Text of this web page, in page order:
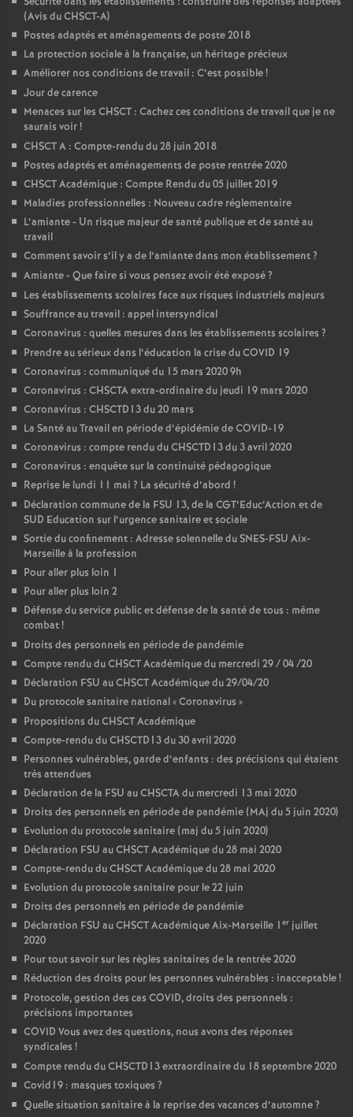
(Avis du CHSCT-A)
Postes adaptés et aménagements de poste 2018
La protection sociale à la française, un héritage précieux
Améliorer nos conditions de travail : C’est possible!
Jour de carence
Menaces sur les CHSCT : Cachez ces conditions de travail que je ne
saurais voir!
CHSCT A : Compte-rendu du 28 juin 2018
Postes adaptés et aménagements de poste rentrée 2020
CHSCT Académique : Compte Rendu du 05 juillet 2019
Maladies professionnelles : Nouveau cadre réglementaire
L’amiante - Un risque majeur de santé publique et de santé au
travail
Comment savoir s’il y a de l’amiante dans mon établissement?
Amiante - Que faire si vous pensez avoir été exposé?
Les établissements scolaires face aux risques industriels majeurs
Souffrance au travail : appel intersyndical
Coronavirus : quelles mesures dans les établissements scolaires ?
Prendre au sérieux dans l’éducation la crise du COVID 19
Coronavirus : communiqué du 15 mars 2020 9h
Coronavirus : CHSCTA extra-ordinaire du jeudi 19 mars 2020
Coronavirus : CHSCTD13 du 20 mars
La Santé au Travail en période d’épidémie de COVID-19
Coronavirus : compte rendu du CHSCTD13 du 3 avril 2020
Coronavirus : enquête sur la continuité pédagogique
Reprise le lundi 11 mai ? La sécurité d’abord !
Déclaration commune de la FSU 13, de la CGT’Educ’Action et de
SUD Education sur l’urgence sanitaire et sociale
Sortie du confinement : Adresse solennelle du SNES-FSU Aix-
Marseille à la profession
Pour aller plus loin 1
Pour aller plus loin 2
Défense du service public et défense de la santé de tous : même
combat!
Droits des personnels en période de pandémie
Compte rendu du CHSCT Académique du mercredi 29 / 04 /20
Déclaration FSU au CHSCT Académique du 29/04/20
Du protocole sanitaire national «Coronavirus »
Propositions du CHSCT Académique
Compte-rendu du CHSCTD13 du 30 avril 2020
Personnes vulnérables, garde d’enfants : des précisions qui étaient
très attendues
Déclaration de la FSU au CHSCTA du mercredi 13 mai 2020
Droits des personnels en période de pandémie (MAj du 5 juin 2020)
Evolution du protocole sanitaire (maj du 5 juin 2020)
Déclaration FSU au CHSCT Académique du 28 mai 2020
Compte-rendu du CHSCT Académique du 28 mai 2020
Evolution du protocole sanitaire pour le 22 juin
Droits des personnels en période de pandémie
Déclaration FSU au CHSCT Académique Aix-Marseille 1 er juillet
2020
Pour tout savoir sur les règles sanitaires de la rentrée 2020
Réduction des droits pour les personnes vulnérables : inacceptable!
Protocole, gestion des cas COVID, droits des personnels :
précisions importantes
COVID Vous avez des questions, nous avons des réponses
syndicales !
Compte rendu du CHSCTD13 extraordinaire du 18 septembre 2020
Covid19 : masques toxiques ?
Quelle situation sanitaire à la reprise des vacances d’automne?